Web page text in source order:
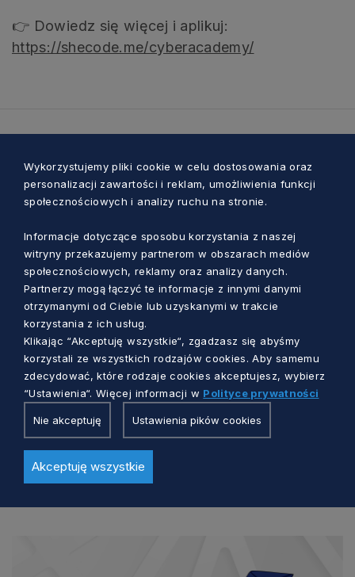
👉 Dowiedz się więcej i aplikuj:
https://shecode.me/cyberacademy/
TALENTY I RYNEK PRACY
Pracodawco, pomóż określić, jak będzie
wyglądał rynek pracy w przyszłości
Wykorzystujemy pliki cookie w celu dostosowania oraz
personalizacji zawartości i reklam, umożliwienia funkcji
społecznościowych i analizy ruchu na stronie.
Informacje dotyczące sposobu korzystania z naszej
witryny przekazujemy partnerom w obszarach mediów
społecznościowych, reklamy oraz analizy danych.
Partnerzy mogą łączyć te informacje z innymi danymi
otrzymanymi od Ciebie lub uzyskanymi w trakcie
korzystania z ich usług.
Klikając “Akceptuję wszystkie“, zgadzasz się abyśmy
korzystali ze wszystkich rodzajów cookies. Aby samemu
zdecydować, które rodzaje cookies akceptujesz, wybierz
“Ustawienia“. Więcej informacji w Polityce prywatności
Nie akceptuję Ustawienia pików cookies
Akceptuję wszystkie